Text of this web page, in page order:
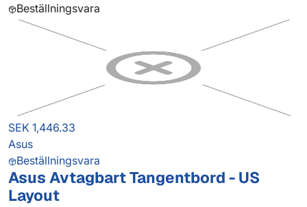
Beställningsvara
SEK 1,446.33
Asus
Beställningsvara
Asus Avtagbart Tangentbord - US
Layout